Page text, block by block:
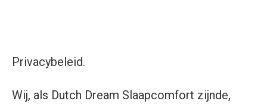
Privacybeleid.
Wij, als Dutch Dream Slaapcomfort zijnde,